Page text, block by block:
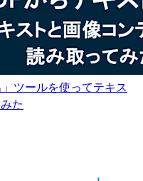
ツールを使ってテキス
た